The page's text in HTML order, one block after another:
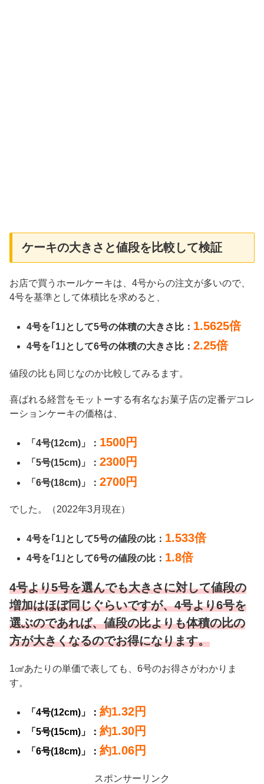
ケーキの大きさと値段を比較して検証
お店で買うホールケーキは、4号からの注文が多いので、
4号を基準として体積比を求めると、
4号を｢1｣として5号の体積の大きさ比： 1.5625倍
4号を｢1｣として6号の体積の大きさ比：2.25倍
値段の比も同じなのか比較してみるます。
喜ばれる経営をモットーする有名なお菓子店の定番デコレ
ーションケーキの価格は、
「4号(12cm)」： 1500円
「5号(15cm)」：2300円
「6号(18cm)」：2700円
でした。（2022年3月現在）
4号を｢1｣として5号の値段の比： 1.533倍
4号を｢1｣として6号の値段の比： 1.8倍
4号より5号を選んでも大きさに対して値段の
増加はほぼ同じぐらいですが、4号より6号を
選ぶのであれば、値段の比よりも体積の比の
方が大きくなるのでお得になります。
1㎤あたりの単価で表しても、6号のお得さがわかりま
す。
「4号(12cm)」：約1.32円
「5号(15cm)」：約1.30円
「6号(18cm)」：約1.06円
スポンサーリンク